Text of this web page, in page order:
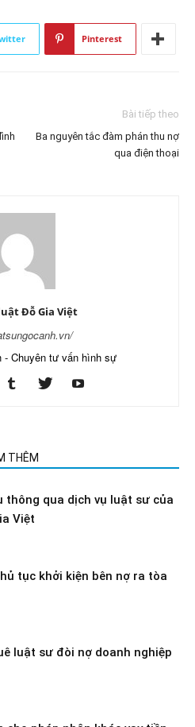
Pinterest
Bài tiếp theo
Ba nguyên tắc đàm phán thu nợ
qua điện thoại
Đỗ Gia Việt
- Chuyên tư vấn hình sự
THÊM
thông qua dịch vụ luật sư của
Việt
tục khởi kiện bên nợ ra tòa
luật sư đòi nợ doanh nghiệp